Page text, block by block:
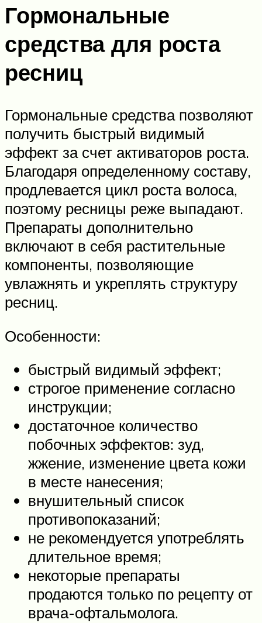
Гормональные
средства для роста
ресниц
Гормональные средства позволяют
получить быстрый видимый
эффект за счет активаторов роста.
Благодаря определенному составу,
продлевается цикл роста волоса,
поэтому ресницы реже выпадают.
Препараты дополнительно
включают в себя растительные
компоненты, позволяющие
увлажнять и укреплять структуру
ресниц.
Особенности:
быстрый видимый эффект;
строгое применение согласно
инструкции;
достаточное количество
побочных эффектов: зуд,
жжение, изменение цвета кожи
в месте нанесения;
внушительный список
противопоказаний;
не рекомендуется употреблять
длительное время;
некоторые препараты
продаются только по рецепту от
врача-офтальмолога.